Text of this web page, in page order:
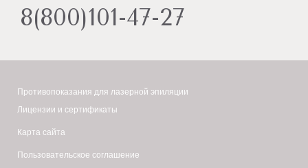
8(800)101-47-27
Противопоказания для лазерной эпиляции
Лицензии и сертификаты
Карта сайта
Пользовательское соглашение